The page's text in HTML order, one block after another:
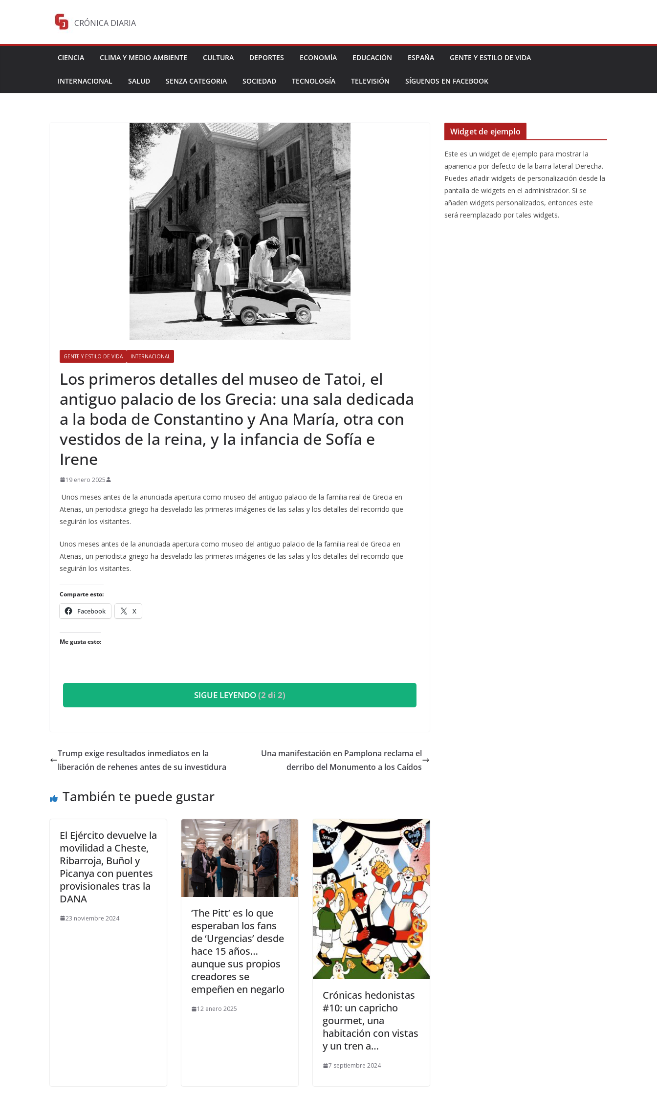
CRÓNICA DIARIA
CIENCIA CLIMA Y MEDIO AMBIENTE CULTURA DEPORTES ECONOMÍA EDUCACIÓN ESPAÑA GENTE Y ESTILO DE VIDA
INTERNACIONAL SALUD SENZA CATEGORIA SOCIEDAD TECNOLOGÍA TELEVISIÓN SÍGUENOS EN FACEBOOK
GENTE Y ESTILO DE VIDA INTERNACIONAL
​Los primeros detalles del museo de Tatoi, el
antiguo palacio de los Grecia: una sala dedicada
a la boda de Constantino y Ana María, otra con
vestidos de la reina, y la infancia de Sofía e
Irene
19 enero 2025
Unos meses antes de la anunciada apertura como museo del antiguo palacio de la familia real de Grecia en
Atenas, un periodista griego ha desvelado las primeras imágenes de las salas y los detalles del recorrido que
seguirán los visitantes.
​Unos meses antes de la anunciada apertura como museo del antiguo palacio de la familia real de Grecia en
Atenas, un periodista griego ha desvelado las primeras imágenes de las salas y los detalles del recorrido que
seguirán los visitantes.
Comparte esto:
Facebook X
Me gusta esto:
SIGUE LEYENDO(2 di 2)
Trump exige resultados inmediatos en la
liberación de rehenes antes de su investidura
Una manifestación en Pamplona reclama el
derribo del Monumento a los Caídos
También te puede gustar
El Ejército devuelve la
movilidad a Cheste,
Ribarroja, Buñol y
Picanya con puentes
provisionales tras la
DANA
23 noviembre 2024
​‘The Pitt’ es lo que
esperaban los fans
de ‘Urgencias’ desde
hace 15 años…
aunque sus propios
creadores se
empeñen en negarlo
12 enero 2025
​Crónicas hedonistas
#10: un capricho
gourmet, una
habitación con vistas
y un tren a…
7 septiembre 2024
Widget de ejemplo
Este es un widget de ejemplo para mostrar la
apariencia por defecto de la barra lateral Derecha.
Puedes añadir widgets de personalización desde la
pantalla de widgets en el administrador. Si se
añaden widgets personalizados, entonces este
será reemplazado por tales widgets.